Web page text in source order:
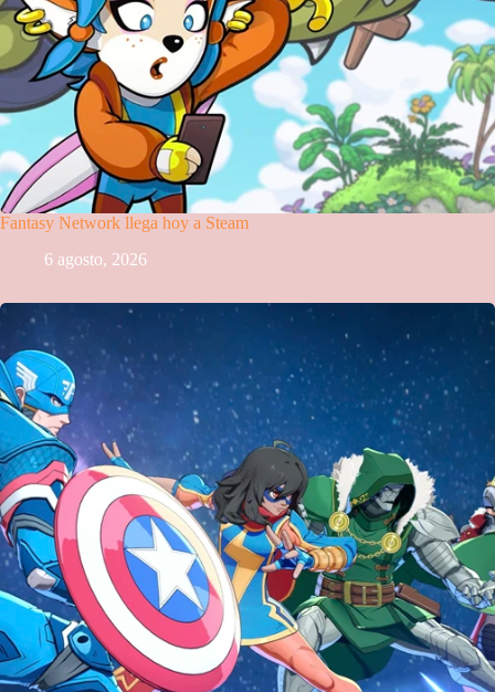
Fantasy Network llega hoy a Steam
6 agosto, 2026